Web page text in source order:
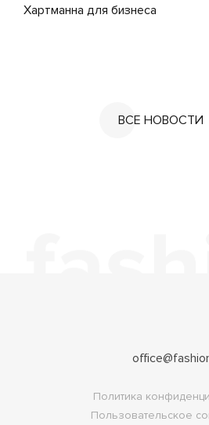
Хартманна для бизнеса
ВСЕ НОВОСТИ
Политика
Пользовательское